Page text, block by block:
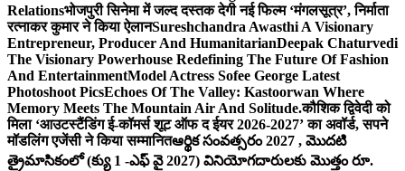
Relationsभोजपुरी सिनेमा में जल्द दस्तक देगी नई फिल्म ‘मंगलसूत्र’, निर्माता
रत्नाकर कुमार ने किया ऐलानSureshchandra Awasthi A Visionary
Entrepreneur, Producer And HumanitarianDeepak Chaturvedi
The Visionary Powerhouse Redefining The Future Of Fashion
And EntertainmentModel Actress Sofee George Latest
Photoshoot PicsEchoes Of The Valley: Kastoorwan Where
Memory Meets The Mountain Air And Solitude.कौशिक द्विवेदी को
मिला ‘आउटस्टैंडिंग ई-कॉमर्स शूट ऑफ द ईयर 2026-2027’ का अवॉर्ड, सपने
मॉडलिंग एजेंसी ने किया सम्मानितఆర్థిక సంవత్సరం 2027 , మొదటి
త్రైమాసికంలో (క్యు 1 -ఎఫ్ వై 2027) వినియోగదారులకు మొత్తం రూ.